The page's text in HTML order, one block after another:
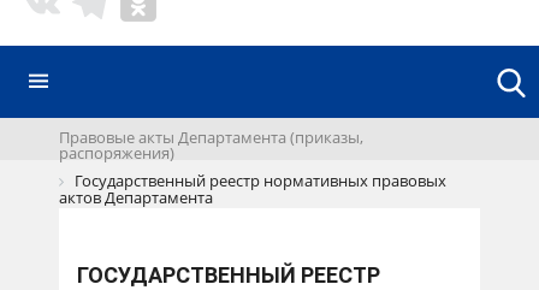
Правовые акты Департамента (приказы,
распоряжения)
Государственный реестр нормативных правовых
актов Департамента
ГОСУДАРСТВЕННЫЙ РЕЕСТР